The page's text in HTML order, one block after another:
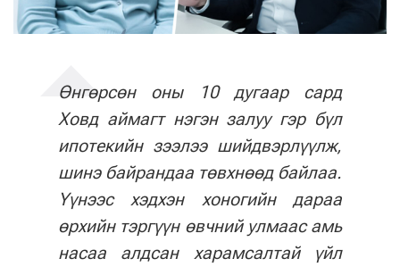
Өнгөрсөн оны 10 дугаар сард
Ховд аймагт нэгэн залуу гэр бүл
ипотекийн зээлээ шийдвэрлүүлж,
шинэ байрандаа төвхнөөд байлаа.
Үүнээс хэдхэн хоногийн дараа
өрхийн тэргүүн өвчний улмаас амь
насаа алдсан харамсалтай үйл